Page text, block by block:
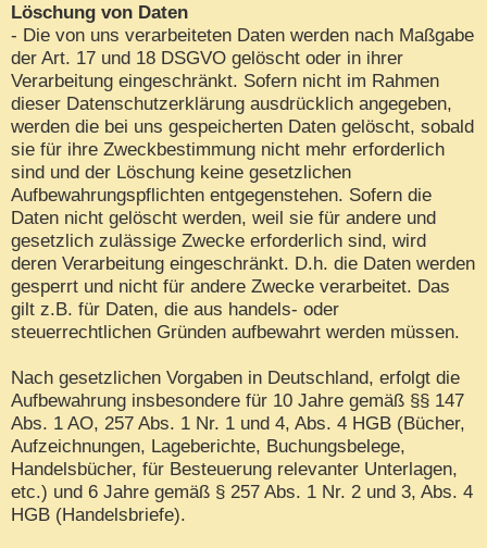
Löschung von Daten
- Die von uns verarbeiteten Daten werden nach Maßgabe
der Art. 17 und 18 DSGVO gelöscht oder in ihrer
Verarbeitung eingeschränkt. Sofern nicht im Rahmen
dieser Datenschutzerklärung ausdrücklich angegeben,
werden die bei uns gespeicherten Daten gelöscht, sobald
sie für ihre Zweckbestimmung nicht mehr erforderlich
sind und der Löschung keine gesetzlichen
Aufbewahrungspflichten entgegenstehen. Sofern die
Daten nicht gelöscht werden, weil sie für andere und
gesetzlich zulässige Zwecke erforderlich sind, wird
deren Verarbeitung eingeschränkt. D.h. die Daten werden
gesperrt und nicht für andere Zwecke verarbeitet. Das
gilt z.B. für Daten, die aus handels- oder
steuerrechtlichen Gründen aufbewahrt werden müssen.
Nach gesetzlichen Vorgaben in Deutschland, erfolgt die
Aufbewahrung insbesondere für 10 Jahre gemäß §§ 147
Abs. 1 AO, 257 Abs. 1 Nr. 1 und 4, Abs. 4 HGB (Bücher,
Aufzeichnungen, Lageberichte, Buchungsbelege,
Handelsbücher, für Besteuerung relevanter Unterlagen,
etc.) und 6 Jahre gemäß § 257 Abs. 1 Nr. 2 und 3, Abs. 4
HGB (Handelsbriefe).